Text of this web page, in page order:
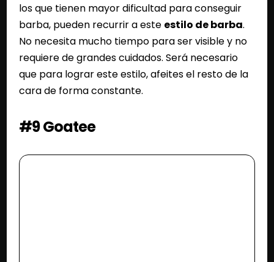
los que tienen mayor dificultad para conseguir
barba, pueden recurrir a este estilo de barba.
No necesita mucho tiempo para ser visible y no
requiere de grandes cuidados. Será necesario
que para lograr este estilo, afeites el resto de la
cara de forma constante.
#9 Goatee